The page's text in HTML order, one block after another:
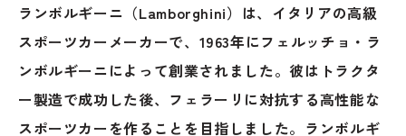
プライバシーポリシー
その他のお問い合わせ
中古車探しのご依頼・レンタカーのご相談
ランボルギーニ（Lamborghini）は、イタリアの高級
スポーツカーメーカーで、1963年にフェルッチョ・ラ
ンボルギーニによって創業されました。彼はトラクタ
ー製造で成功した後、フェラーリに対抗する高性能な
スポーツカーを作ることを目指しました。ランボルギ